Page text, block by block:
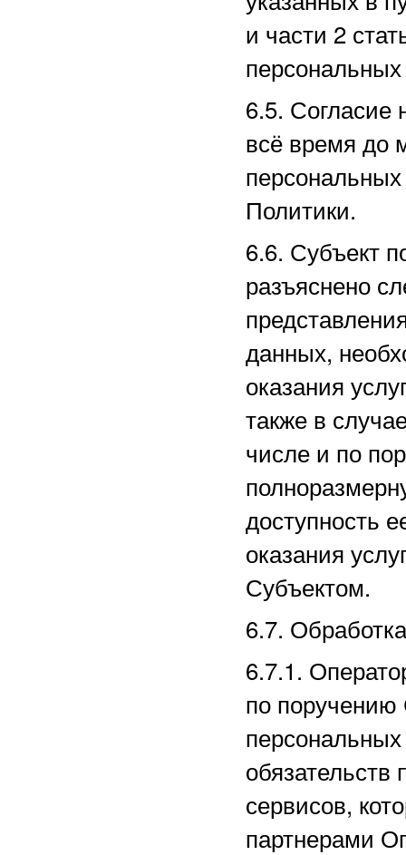
и части 2
6.5. Согласие
всё время до
Политики.
6.6. Субъект
разъяснено
данных,
оказания
также в
числе и по
доступность
оказания
Субъектом.
6.7.
6.7.1.
по поручению
обязательств
сервисов,
партнерами